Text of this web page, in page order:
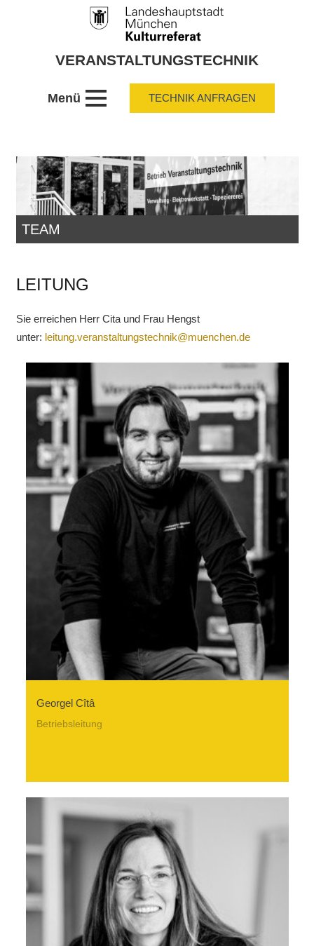
VERANSTALTUNGSTECHNIK
Menü TECHNIK ANFRAGEN
TEAM
LEITUNG
Sie erreichen Herr Cita und Frau Hengst
unter: leitung.veranstaltungstechnik@muenchen.de
Georgel Cîtâ
Betriebsleitung